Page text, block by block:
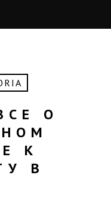
О
К
В